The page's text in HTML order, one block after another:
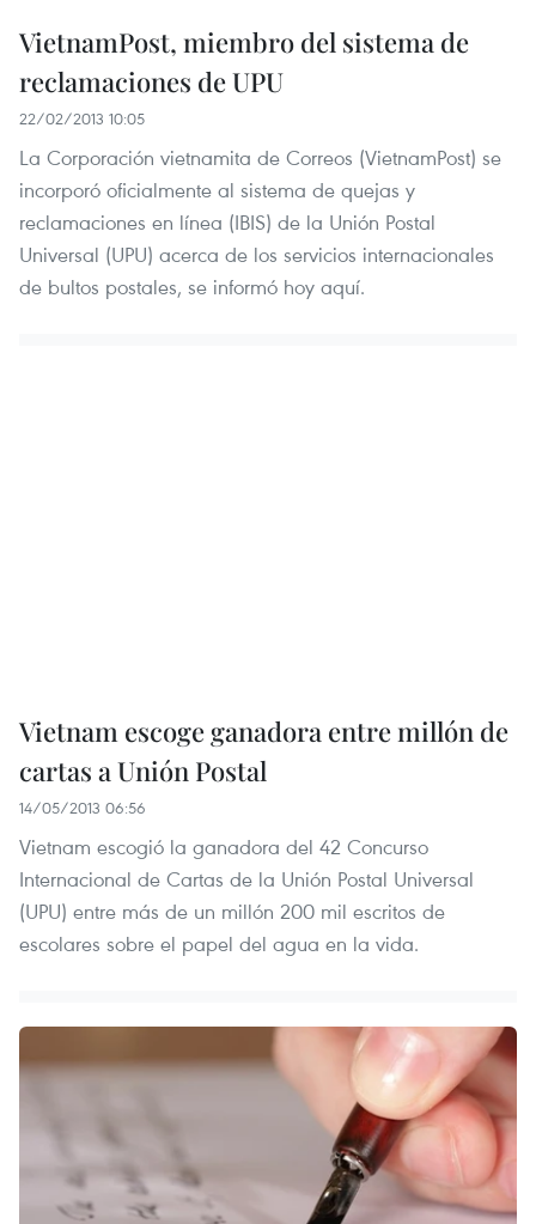
VietnamPost, miembro del sistema de
reclamaciones de UPU
22/02/2013 10:05
La Corporación vietnamita de Correos (VietnamPost) se
incorporó oficialmente al sistema de quejas y
reclamaciones en línea (IBIS) de la Unión Postal
Universal (UPU) acerca de los servicios internacionales
de bultos postales, se informó hoy aquí.
Vietnam escoge ganadora entre millón de
cartas a Unión Postal
14/05/2013 06:56
Vietnam escogió la ganadora del 42 Concurso
Internacional de Cartas de la Unión Postal Universal
(UPU) entre más de un millón 200 mil escritos de
escolares sobre el papel del agua en la vida.